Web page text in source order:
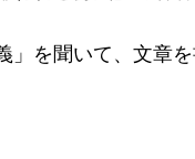
」を聞いて、文章